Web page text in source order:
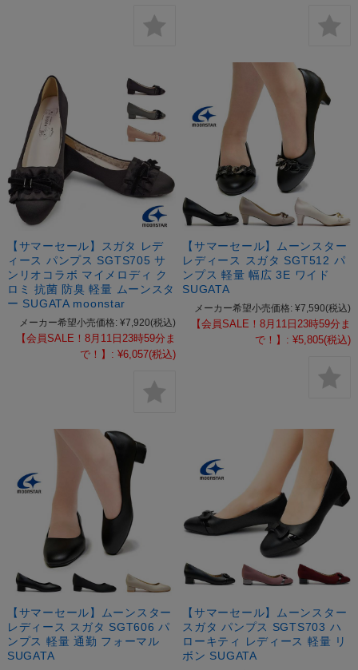
【サマーセール】スガタ レデ
ィース パンプス SGTS705 サ
ンリオコラボ マイメロディ ク
ロミ 抗菌 防臭 軽量 ムーンスタ
ー SUGATA moonstar
メーカー希望小売価格: ¥7,920(税込)
【会員SALE！8月11日23時59分ま
で！】: ¥6,057(税込)
【サマーセール】ムーンスター
レディース スガタ SGT512 パ
ンプス 軽量 幅広 3E ワイド
SUGATA
メーカー希望小売価格: ¥7,590(税込)
【会員SALE！8月11日23時59分ま
で！】: ¥5,805(税込)
【サマーセール】ムーンスター
レディース スガタ SGT606 パ
ンプス 軽量 通勤 フォーマル
SUGATA
【サマーセール】ムーンスター
スガタ パンプス SGTS703 ハ
ローキティ レディース 軽量 リ
ボン SUGATA